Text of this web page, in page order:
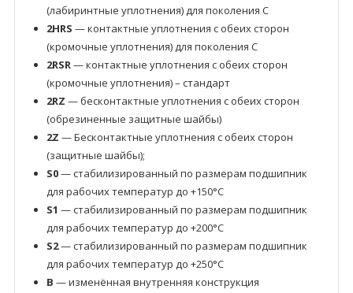
(лабиринтные уплотнения) для поколения C
2HRS — контактные уплотнения с обеих сторон
(кромочные уплотнения) для поколения C
2RSR— контактные уплотнения с обеих сторон
(кромочные уплотнения) – стандарт
2RZ — бесконтактные уплотнения с обеих сторон
(обрезиненные защитные шайбы)
2Z — Бесконтактные уплотнения с обеих сторон
(защитные шайбы);
S0— стабилизированный по размерам подшипник
для рабочих температур до +150°C
S1 — стабилизированный по размерам подшипник
для рабочих температур до +200°C
S2— стабилизированный по размерам подшипник
для рабочих температур до +250°C
B — изменённая внутренняя конструкция